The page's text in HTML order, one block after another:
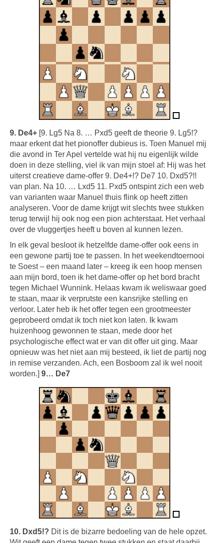
9. De4+ [9. Lg5 Na 8. … Pxd5 geeft de theorie 9. Lg5!?
maar erkent dat het pionoffer dubieus is. Toen Manuel mij
die avond in Ter Apel vertelde wat hij nu eigenlijk wilde
doen in deze stelling, viel ik van mijn stoel af: Hij was het
uiterst creatieve dame-offer 9. De4+!? De7 10. Dxd5?!!
van plan. Na 10. … Lxd5 11. Pxd5 ontspint zich een web
van varianten waar Manuel thuis flink op heeft zitten
analyseren. Voor de dame krijgt wit slechts twee stukken
terug terwijl hij ook nog een pion achterstaat. Het verhaal
over de vluggertjes heeft u boven al kunnen lezen.
In elk geval besloot ik hetzelfde dame-offer ook eens in
een gewone partij toe te passen. In het weekendtoernooi
te Soest – een maand later – kreeg ik een hoop mensen
aan mijn bord, toen ik het dame-offer op het bord bracht
tegen Michael Wunnink. Helaas kwam ik weliswaar goed
te staan, maar ik verprutste een kansrijke stelling en
verloor. Later heb ik het offer tegen een grootmeester
geprobeerd omdat ik toch niet kon laten. Ik kwam
huizenhoog gewonnen te staan, mede door het
psychologische effect wat er van dit offer uit ging. Maar
opnieuw was het niet aan mij besteed, ik liet de partij nog
in remise verzanden. Ach, een Bosboom zal ik wel nooit
worden.] 9… De7
10. Dxd5!? Dit is de bizarre bedoeling van de hele opzet.